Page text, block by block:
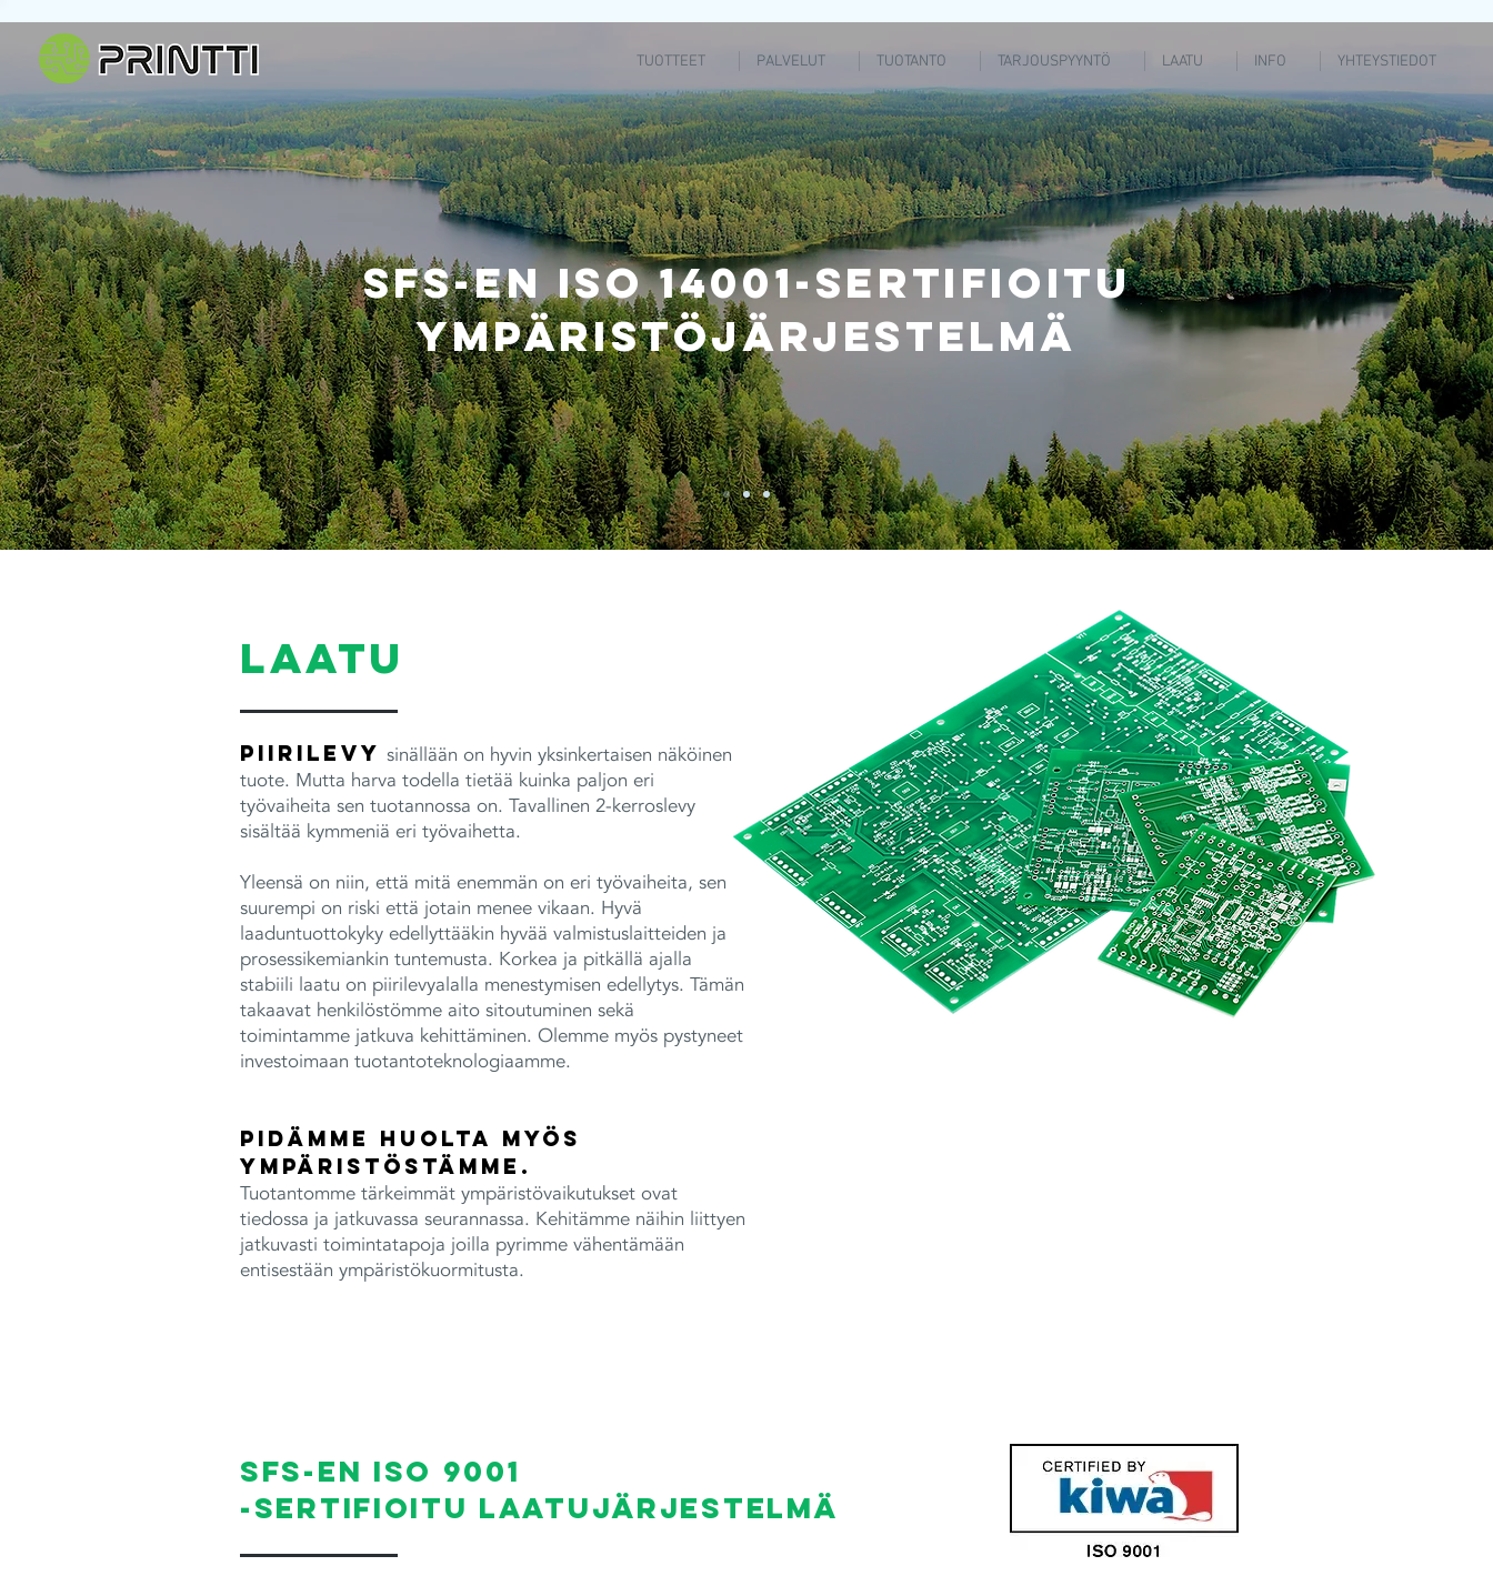
TUOTTEET PALVELUT TUOTANTO TARJOUSPYYNTÖ LAATU INFO YHTEYSTIEDOT
SFS-EN ISO 14001-sertifioitu
ympäristöjärjestelmä
Laatu
Piirilevy sinällään on hyvin yksinkertaisen näköinen
tuote. Mutta harva todella tietää kuinka paljon eri
työvaiheita sen tuotannossa on. Tavallinen 2-kerroslevy
sisältää kymmeniä eri työvaihetta.
Yleensä on niin, että mitä enemmän on eri työvaiheita, sen
suurempi on riski että jotain menee vikaan. Hyvä
laaduntuottokyky edellyttääkin hyvää valmistuslaitteiden ja
prosessikemiankin tuntemusta. Korkea ja pitkällä ajalla
stabiili laatu on piirilevyalalla menestymisen edellytys. Tämän
takaavat henkilöstömme aito sitoutuminen sekä
toimintamme jatkuva kehittäminen. Olemme myös pystyneet
investoimaan tuotantoteknologiaamme.
Pidämme huolta myös
ympäristöstämme.
Tuotantomme tärkeimmät ympäristövaikutukset ovat
tiedossa ja jatkuvassa seurannassa. Kehitämme näihin liittyen
jatkuvasti toimintatapoja joilla pyrimme vähentämään
entisestään ympäristökuormitusta.
SFS-EN ISO 9001
-sertifioitu laatujärjestelmä